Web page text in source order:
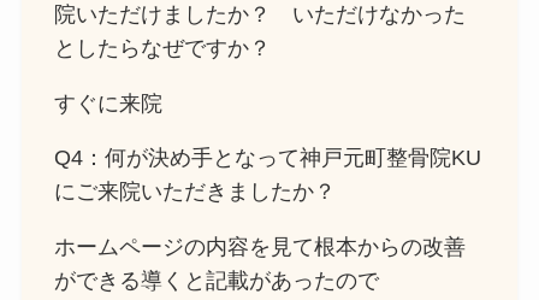
院いただけましたか？ いただけなかった
としたらなぜですか？
すぐに来院
Q4：何が決め手となって神戸元町整骨院KU
にご来院いただきましたか？
ホームページの内容を見て根本からの改善
ができる導くと記載があったので